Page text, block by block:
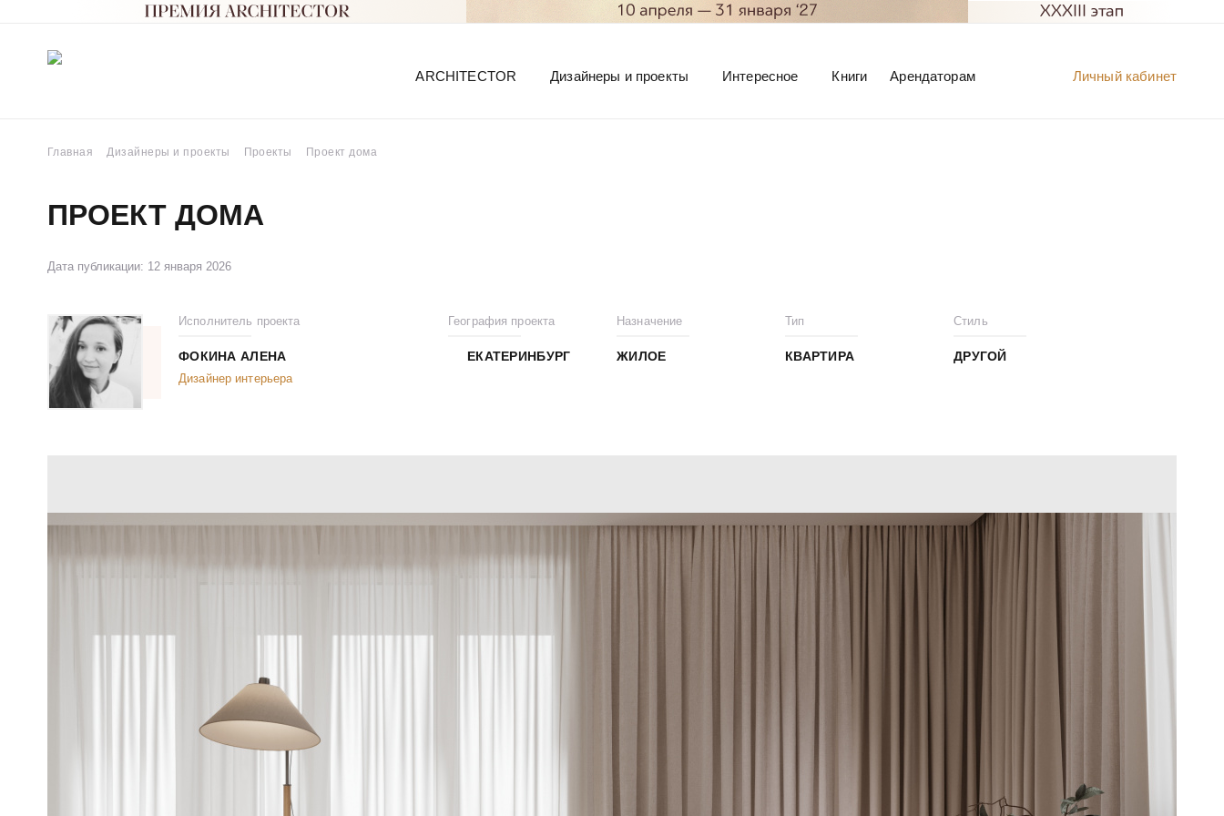
Личный кабинет
ARCHITECTOR Дизайнеры и проекты Интересное Книги Арендаторам
Главная Дизайнеры и проекты Проекты Проект дома
ПРОЕКТ ДОМА
Дата публикации: 12 января 2026
Исполнитель проекта
ФОКИНА АЛЕНА
Дизайнер интерьера
География проекта
ЕКАТЕРИНБУРГ
Назначение
ЖИЛОЕ
Тип
КВАРТИРА
Стиль
ДРУГОЙ